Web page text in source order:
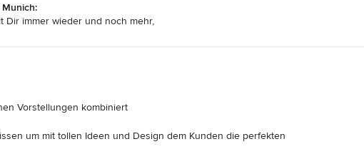
Dir immer wieder und noch mehr,
Sternen
Vorstellungen kombiniert
um mit tollen Ideen und Design dem Kunden die perfekten